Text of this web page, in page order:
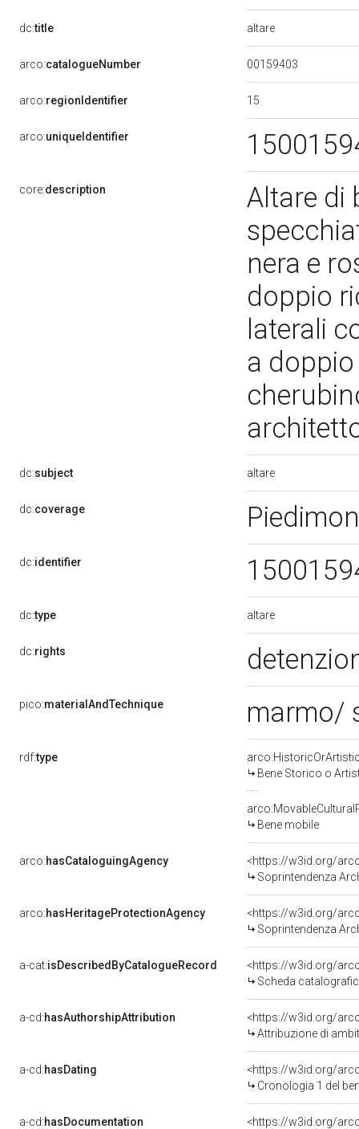
dc:title altare
arco:catalogueNumber 00159403
arco:regionIdentifier 15
arco:uniqueIdentifier
core:description
Altare di
nera e
doppio
laterali
a
dc:subject altare
dc:coverage
dc:identifier
dc:type altare
dc:rights
pico:materialAndTechnique marmo/
rdf:type
Bene Storico o
Bene mobile
arco:hasCataloguingAgency
<https://w3id.org/
Soprintendenza
arco:hasHeritageProtectionAgency
<https://w3id.org/
Soprintendenza
a-cat:isDescribedByCatalogueRecord
<https://w3id.org/
Scheda
a-cd:hasAuthorshipAttribution
<https://w3id.org/
Attribuzione di
a-cd:hasDating
<https://w3id.org/
Cronologia 1 del
a-cd:hasDocumentation